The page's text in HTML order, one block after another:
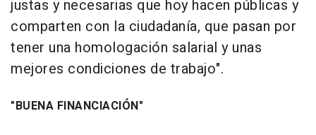
justas y necesarias que hoy hacen públicas y
comparten con la ciudadanía, que pasan por
tener una homologación salarial y unas
mejores condiciones de trabajo".
"BUENA FINANCIACIÓN"